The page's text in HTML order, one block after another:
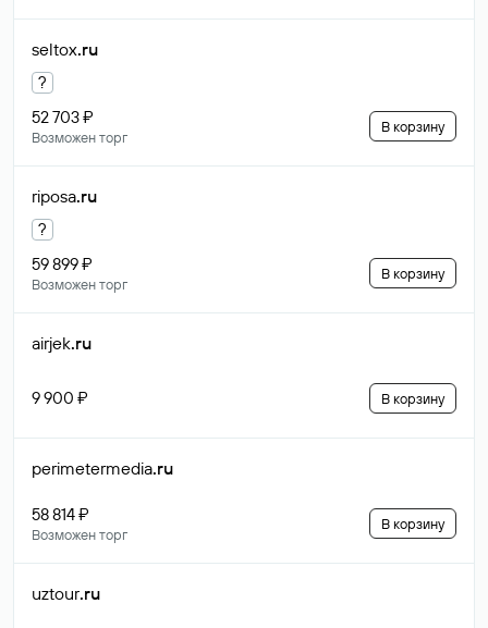
seltox.ru
?
52 703 ₽
Возможен торг
В корзину
riposa.ru
?
59 899 ₽
Возможен торг
В корзину
airjek.ru
9 900 ₽ В корзину
perimetermedia.ru
58 814 ₽
Возможен торг
В корзину
uztour.ru